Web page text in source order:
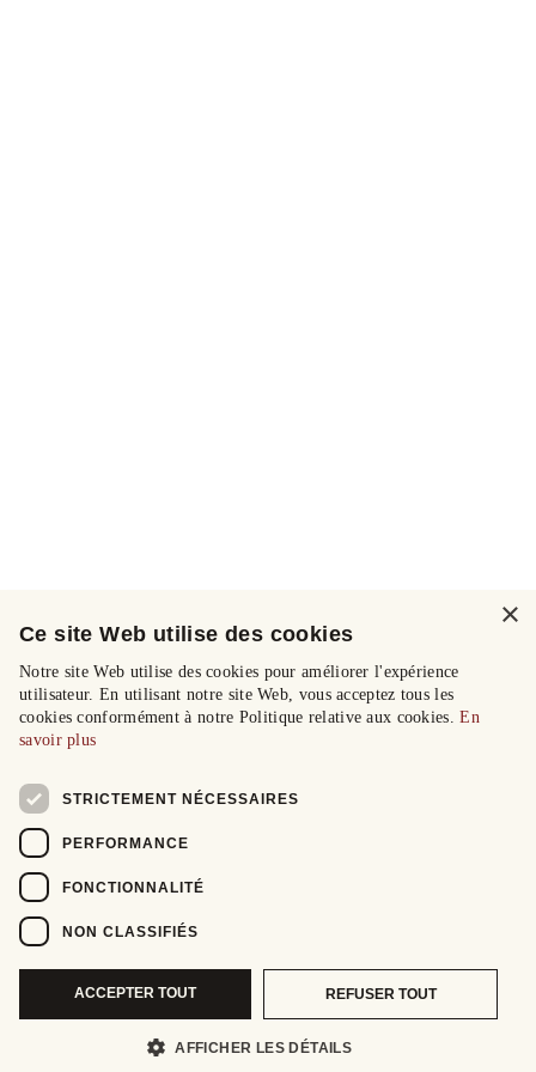
×
Ce site Web utilise des cookies
Notre site Web utilise des cookies pour améliorer l'expérience
utilisateur. En utilisant notre site Web, vous acceptez tous les
cookies conformément à notre Politique relative aux cookies.En
savoir plus
STRICTEMENT NÉCESSAIRES
PERFORMANCE
FONCTIONNALITÉ
NON CLASSIFIÉS
ACCEPTER TOUT REFUSER TOUT
AFFICHER LES DÉTAILS